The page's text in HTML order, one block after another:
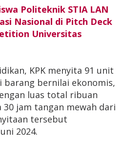
Politeknik STIA LAN
Nasional di Pitch Deck
Universitas
KPK menyita 91 unit
barang bernilai ekonomis,
luas total ribuan
jam tangan mewah dari
tersebut
2024.